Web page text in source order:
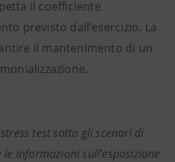
il coefficiente
previsto dall’esercizio. La
il mantenimento di un
test sotto gli scenari di
le informazioni sull’esposizione